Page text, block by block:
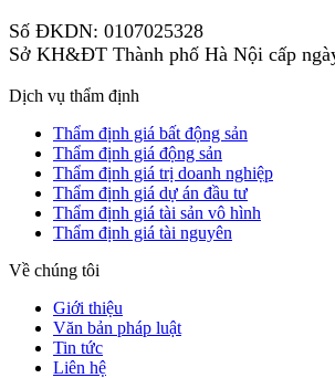
Số ĐKDN: 0107025328
Sở KH&ĐT Thành phố Hà Nội cấp
Dịch vụ thẩm định
Thẩm định giá bất động sản
Thẩm định giá động sản
Thẩm định giá trị doanh nghiệp
Thẩm định giá dự án đầu tư
Thẩm định giá tài sản vô hình
Thẩm định giá tài nguyên
Về chúng tôi
Giới thiệu
Văn bản pháp luật
Tin tức
Liên hệ